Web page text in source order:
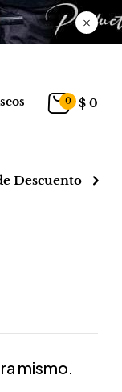
0 $ 0
Descuento
mismo.